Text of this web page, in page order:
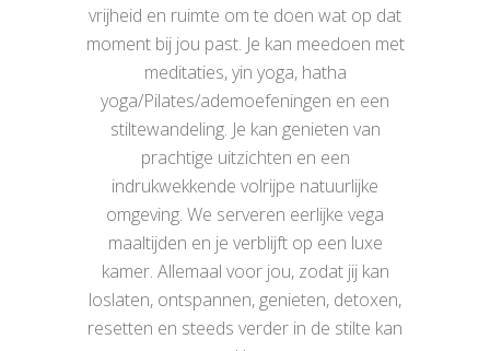
vrijheid en ruimte om te doen wat op dat
moment bij jou past. Je kan meedoen met
meditaties, yin yoga, hatha
yoga/Pilates/ademoefeningen en een
stiltewandeling. Je kan genieten van
prachtige uitzichten en een
indrukwekkende volrijpe natuurlijke
omgeving. We serveren eerlijke vega
maaltijden en je verblijft op een luxe
kamer. Allemaal voor jou, zodat jij kan
loslaten, ontspannen, genieten, detoxen,
resetten en steeds verder in de stilte kan